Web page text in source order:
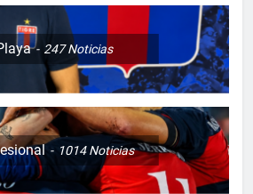
247Noticias
1014Noticias